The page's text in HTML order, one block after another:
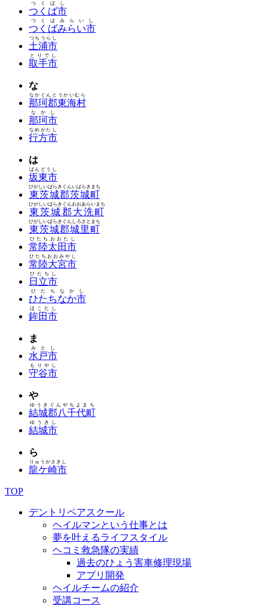
つくば市
つくばし
つくばみらい市
つくばみらいし
土浦市
つちうらし
取手市
とりでし
な
那珂郡東海村
なかぐんとうかいむら
那珂市
なかし
行方市
なめがたし
は
坂東市
ばんどうし
東茨城郡茨城町
ひがしいばらきぐんいばらきまち
東茨城郡大洗町
ひがしいばらきぐんおおあらいまち
東茨城郡城里町
ひがしいばらきぐんしろさとまち
常陸太田市
ひたちおおたし
常陸大宮市
ひたちおおみやし
日立市
ひたちし
ひたちなか市
ひたちなかし
鉾田市
ほこたし
ま
水戸市
みとし
守谷市
もりやし
や
結城郡八千代町
ゆうきぐんやちよまち
結城市
ゆうきし
ら
龍ケ崎市
りゅうがさきし
TOP
デントリペアスクール
ヘイルマンという仕事とは
夢を叶えるライフスタイル
ヘコミ救急隊の実績
過去のひょう害車修理現場
アプリ開発
ヘイルチームの紹介
受講コース